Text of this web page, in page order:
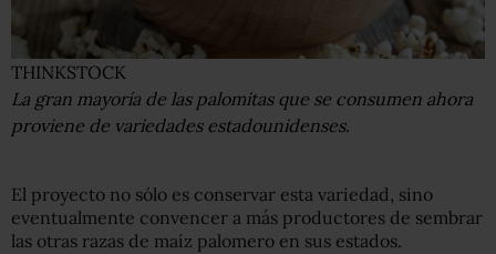
THINKSTOCK
La gran mayoría de las palomitas que se consumen ahora
proviene de variedades estadounidenses.
El proyecto no sólo es conservar esta variedad, sino
eventualmente convencer a más productores de sembrar
las otras razas de maíz palomero en sus estados.